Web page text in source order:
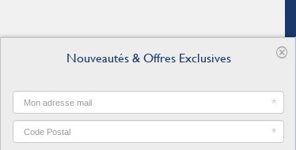
[
Nouveautés & Offres Exclusives
*
*